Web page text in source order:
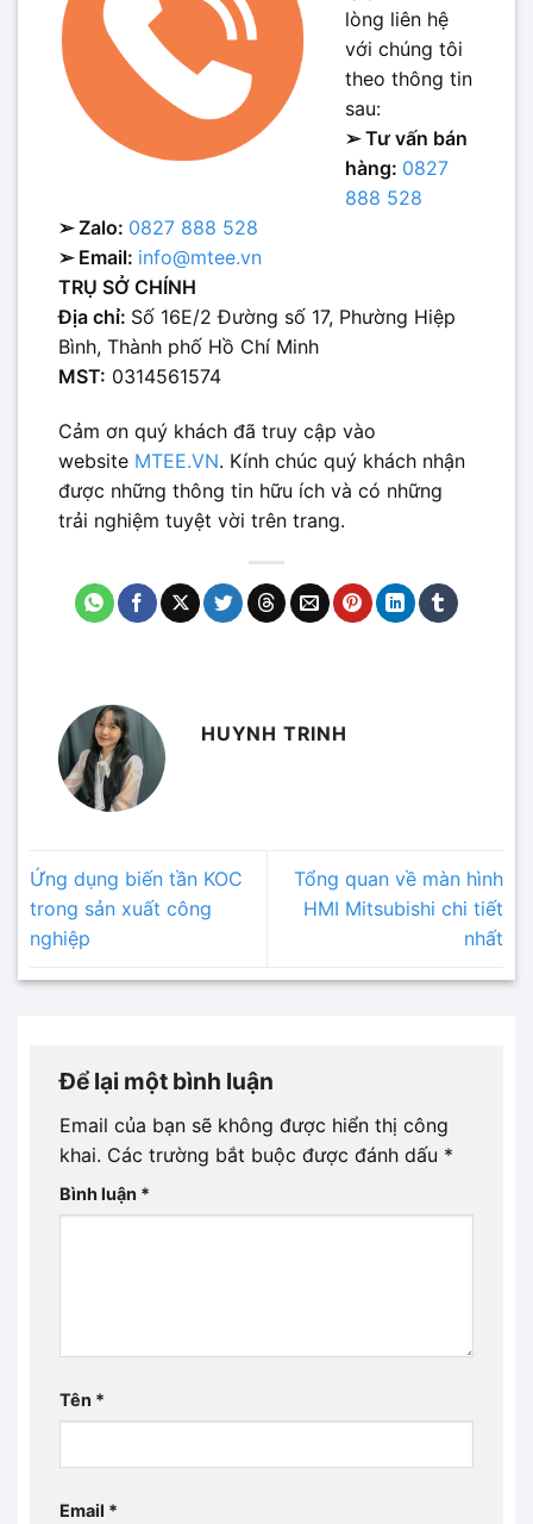
lòng liên hệ
với chúng tôi
theo thông tin
sau:
➢ Tư vấn bán
hàng: 0827
888 528
➢ Zalo: 0827 888 528
➢ Email: info@mtee.vn
TRỤ SỞ CHÍNH
Địa chỉ: Số 16E/2 Đường số 17, Phường Hiệp
Bình, Thành phố Hồ Chí Minh
MST: 0314561574
Cảm ơn quý khách đã truy cập vào
website MTEE.VN. Kính chúc quý khách nhận
được những thông tin hữu ích và có những
trải nghiệm tuyệt vời trên trang.
HUYNH TRINH
Ứng dụng biến tần KOC
trong sản xuất công
nghiệp
Tổng quan về màn hình
HMI Mitsubishi chi tiết
nhất
Để lại một bình luận
Email của bạn sẽ không được hiển thị công
khai. Các trường bắt buộc được đánh dấu *
Bình luận *
Tên *
Email *